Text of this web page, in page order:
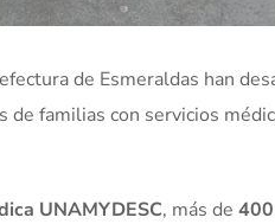
de Esmeraldas han
de familias con servicios
UNAMYDESC, más de